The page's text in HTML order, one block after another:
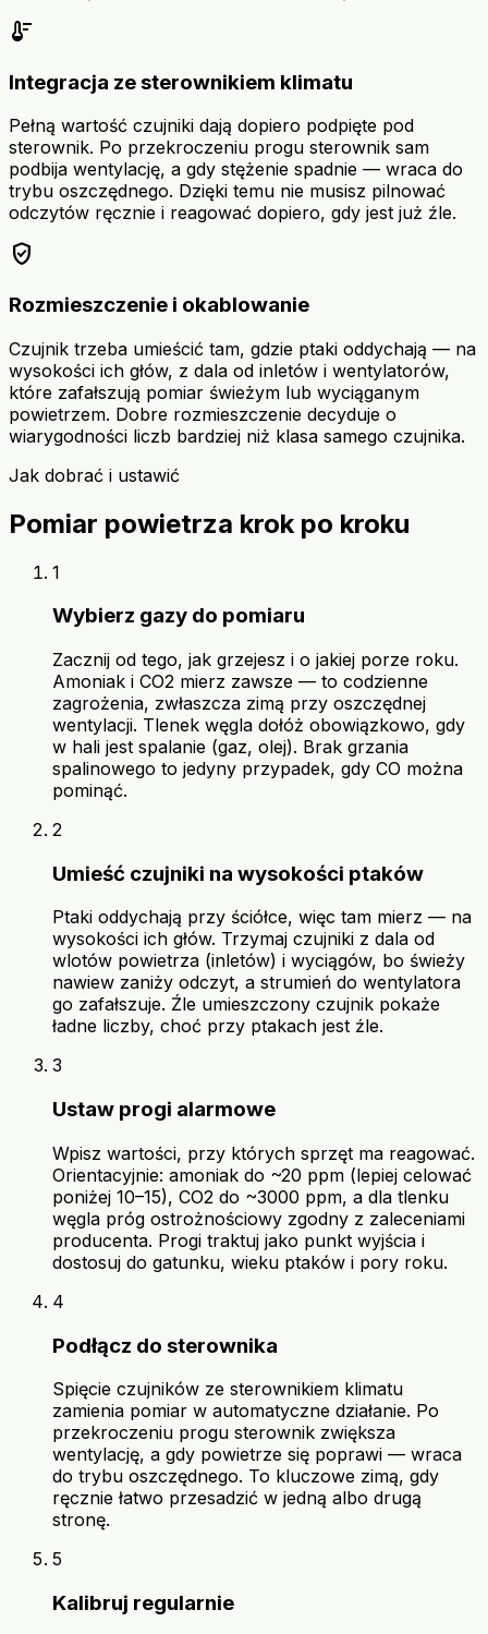
thermostat
Integracja ze sterownikiem klimatu
Pełną wartość czujniki dają dopiero podpięte pod
sterownik. Po przekroczeniu progu sterownik sam
podbija wentylację, a gdy stężenie spadnie — wraca do
trybu oszczędnego. Dzięki temu nie musisz pilnować
odczytów ręcznie i reagować dopiero, gdy jest już źle.
verified_user
Rozmieszczenie i okablowanie
Czujnik trzeba umieścić tam, gdzie ptaki oddychają — na
wysokości ich głów, z dala od inletów i wentylatorów,
które zafałszują pomiar świeżym lub wyciąganym
powietrzem. Dobre rozmieszczenie decyduje o
wiarygodności liczb bardziej niż klasa samego czujnika.
Jak dobrać i ustawić
Pomiar powietrza krok po kroku
1
Wybierz gazy do pomiaru
Zacznij od tego, jak grzejesz i o jakiej porze roku.
Amoniak i CO2 mierz zawsze — to codzienne
zagrożenia, zwłaszcza zimą przy oszczędnej
wentylacji. Tlenek węgla dołóż obowiązkowo, gdy
w hali jest spalanie (gaz, olej). Brak grzania
spalinowego to jedyny przypadek, gdy CO można
pominąć.
2
Umieść czujniki na wysokości ptaków
Ptaki oddychają przy ściółce, więc tam mierz — na
wysokości ich głów. Trzymaj czujniki z dala od
wlotów powietrza (inletów) i wyciągów, bo świeży
nawiew zaniży odczyt, a strumień do wentylatora
go zafałszuje. Źle umieszczony czujnik pokaże
ładne liczby, choć przy ptakach jest źle.
3
Ustaw progi alarmowe
Wpisz wartości, przy których sprzęt ma reagować.
Orientacyjnie: amoniak do ~20 ppm (lepiej celować
poniżej 10–15), CO2 do ~3000 ppm, a dla tlenku
węgla próg ostrożnościowy zgodny z zaleceniami
producenta. Progi traktuj jako punkt wyjścia i
dostosuj do gatunku, wieku ptaków i pory roku.
4
Podłącz do sterownika
Spięcie czujników ze sterownikiem klimatu
zamienia pomiar w automatyczne działanie. Po
przekroczeniu progu sterownik zwiększa
wentylację, a gdy powietrze się poprawi — wraca
do trybu oszczędnego. To kluczowe zimą, gdy
ręcznie łatwo przesadzić w jedną albo drugą
stronę.
5
Kalibruj regularnie